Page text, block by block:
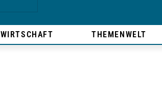
WIRTSCHAFT THEMENWELT